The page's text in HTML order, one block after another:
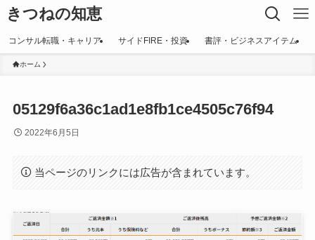
きつねの知恵
コンサル転職・キャリア サイドFIRE・投資 書評・ビジネスアイテム
ホーム
05129f6a36c1ad1e8fb1ce4505c76f94
2022年6月5日
当ページのリンクには広告が含まれています。